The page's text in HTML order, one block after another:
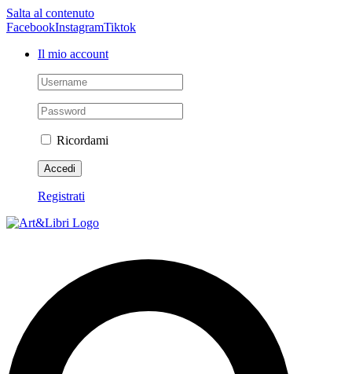
Salta al contenuto
FacebookInstagramTiktok
Il mio account
Ricordami
Registrati